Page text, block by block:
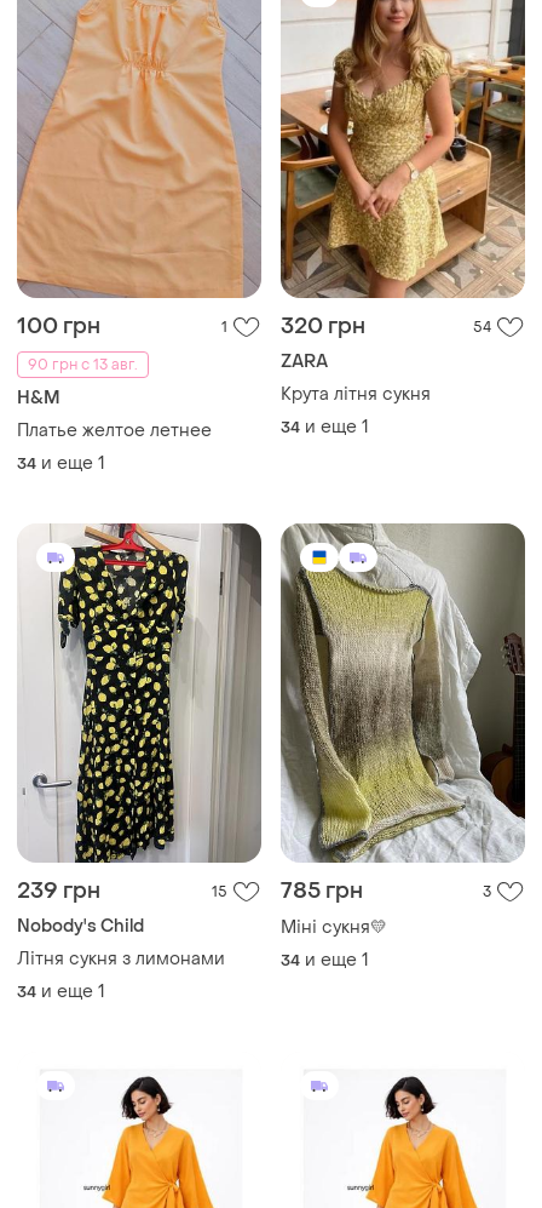
100 грн
1
90 грн с 13 авг.
H&M
Платье желтое летнее
34 и еще 1
320 грн 54
ZARA
Крута літня сукня
34 и еще 1
239 грн 15
Nobody's Child
Літня сукня з лимонами
34 и еще 1
785 грн 3
Міні сукня💛
34 и еще 1